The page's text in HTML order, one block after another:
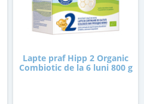
Lapte praf Hipp 2 Organic
Combiotic de la 6 luni 800 g